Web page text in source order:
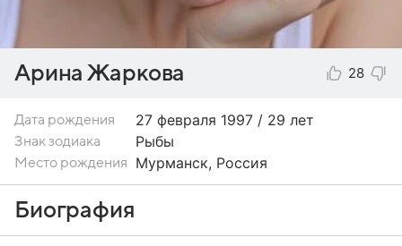
Арина Жаркова 28
Дата рождения 27 февраля 1997 / 29 лет
Знак зодиака Рыбы
Место рождения Мурманск, Россия
Биография